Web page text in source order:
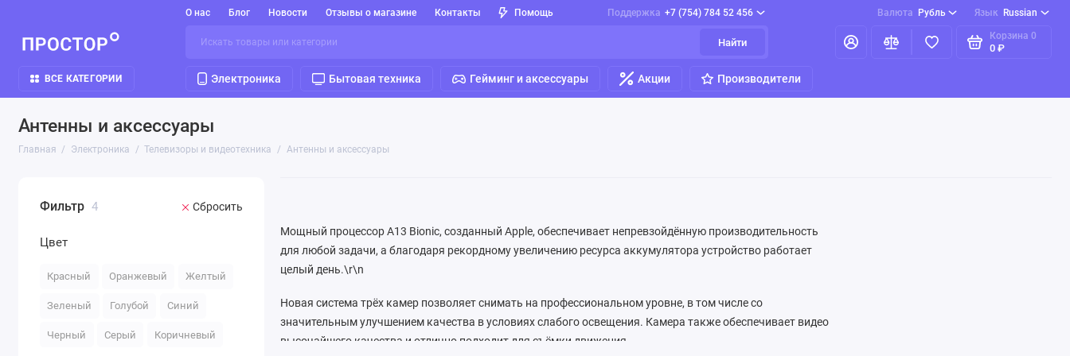
О нас Блог Новости Отзывы о магазине Контакты Помощь Поддержка +7 (754) 784 52 456 Валюта Рубль Язык Russian
Найти
Корзина 0
0 ₽
ВСЕ КАТЕГОРИИ Электроника Бытовая техника Гейминг и аксессуары Акции Производители
Антенны и аксессуары
Главная Электроника Телевизоры и видеотехника Антенны и аксессуары
Фильтр 4 Сбросить
Цвет
Красный Оранжевый Желтый
Зеленый Голубой Синий
Черный Серый Коричневый
Мощный процессор A13 Bionic, созданный Apple, обеспечивает непревзойдённую производительность
для любой задачи, а благодаря рекордному увеличению ресурса аккумулятора устройство работает
целый день.\r\n
Новая система трёх камер позволяет снимать на профессиональном уровне, в том числе со
значительным улучшением качества в условиях слабого освещения. Камера также обеспечивает видео
высочайшего качества и отлично подходит для съёмки движения.